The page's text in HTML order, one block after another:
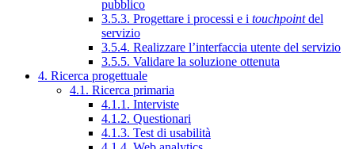
pubblico
3.5.3. Progettare i processi e i touchpointdel
servizio
3.5.4. Realizzare l’interfaccia utente del servizio
3.5.5. Validare la soluzione ottenuta
4. Ricerca progettuale
4.1. Ricerca primaria
4.1.1. Interviste
4.1.2. Questionari
4.1.3. Test di usabilità